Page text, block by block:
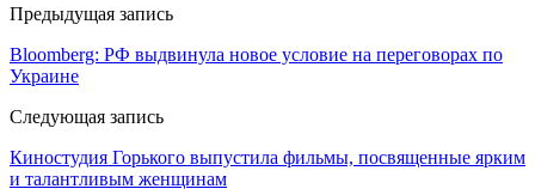
Предыдущая запись
Bloomberg: РФ выдвинула новое условие на переговорах по
Украине
Следующая запись
Киностудия Горького выпустила фильмы, посвященные ярким
и талантливым женщинам